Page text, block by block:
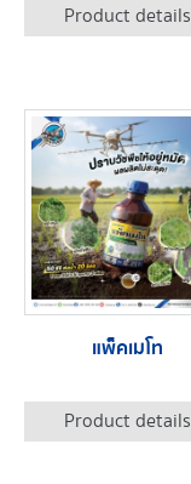
Product details
แพ็คเมโท
Product details